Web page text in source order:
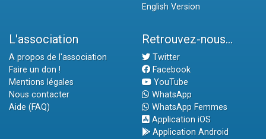
English Version
L'association
A propos de l'association
Faire un don !
Mentions légales
Nous contacter
Aide (FAQ)
Retrouvez-nous...
Twitter
Facebook
YouTube
WhatsApp
WhatsApp Femmes
Application iOS
Application Android